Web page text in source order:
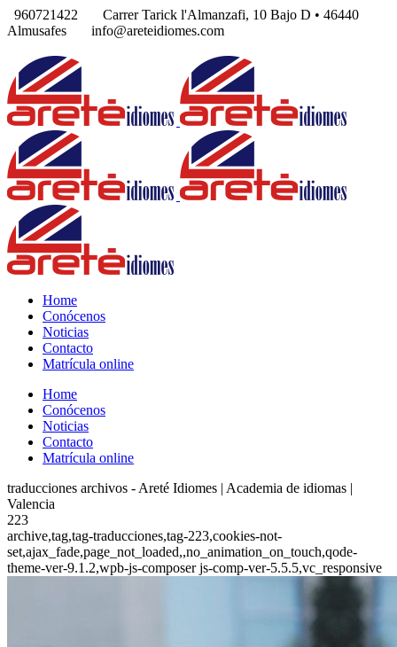
960721422
Carrer Tarick l'Almanzafi, 10 Bajo D • 46440
Almusafes
info@areteidiomes.com
Home
Conócenos
Noticias
Contacto
Matrícula online
Home
Conócenos
Noticias
Contacto
Matrícula online
traducciones archivos - Areté Idiomes | Academia de idiomas |
Valencia
223
archive,tag,tag-traducciones,tag-223,cookies-not-
set,ajax_fade,page_not_loaded,,no_animation_on_touch,qode-
theme-ver-9.1.2,wpb-js-composer js-comp-ver-5.5.5,vc_responsive